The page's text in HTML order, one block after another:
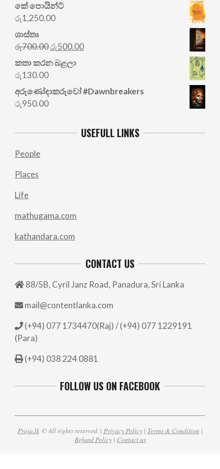
කේ පොයින්ට්
රු1,250.00
ශාස්තෘ
රු700.00Original
price
was:
රු500.00Current
කතා කරන බළලා
රු130.00
අරු‍ණෝදාකරුවෝ #Dawnbreakers
රු950.00
USEFULL LINKS
People
Places
Life
mathugama.com
kathandara.com
CONTACT US
88/5B, Cyril Janz Road, Panadura, Sri Lanka
mail@contentlanka.com
(+94) 077 1734470(Raj) / (+94) 077 1229191
(Para)
(+94) 038 224 0881
FOLLOW US ON FACEBOOK
Praja.lk© All rights reserved. | Privacy Policy| Terms & Condition |
Refund Policy| Contact us